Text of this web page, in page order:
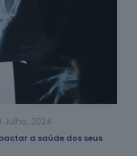
Julho, 2024
a saúde dos seus